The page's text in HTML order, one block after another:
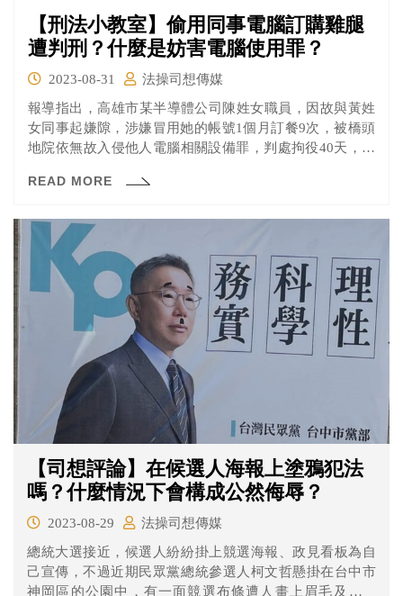
【刑法小教室】偷用同事電腦訂購雞腿
遭判刑？什麼是妨害電腦使用罪？
2023-08-31
法操司想傳媒
報導指出，高雄市某半導體公司陳姓女職員，因故與黃姓
女同事起嫌隙，涉嫌冒用她的帳號1個月訂餐9次，被橋頭
地院依無故入侵他人電腦相關設備罪，判處拘役40天，得
READ MORE
【司想評論】在候選人海報上塗鴉犯法
嗎？什麼情況下會構成公然侮辱？
2023-08-29
法操司想傳媒
總統大選接近，候選人紛紛掛上競選海報、政見看板為自
己宣傳，不過近期民眾黨總統參選人柯文哲懸掛在台中市
神岡區的公園中，有一面競選布條遭人畫上眉毛及小鬍